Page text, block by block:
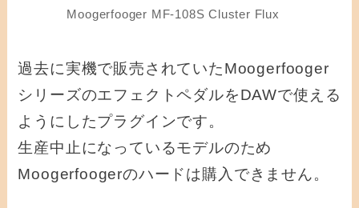
Moogerfooger MF-108S Cluster Flux
過去に実機で販売されていたMoogerfooger
シリーズのエフェクトペダルをDAWで使える
ようにしたプラグインです。
生産中止になっているモデルのため
Moogerfoogerのハードは購入できません。